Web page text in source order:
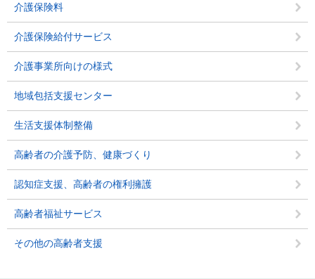
介護保険料
介護保険給付サービス
介護事業所向けの様式
地域包括支援センター
生活支援体制整備
高齢者の介護予防、健康づくり
認知症支援、高齢者の権利擁護
高齢者福祉サービス
その他の高齢者支援